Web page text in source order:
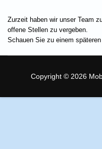
Zurzeit haben wir unser Team
offene Stellen zu vergeben.
Schauen Sie zu einem
Copyright © 2026
- 16 Uhr